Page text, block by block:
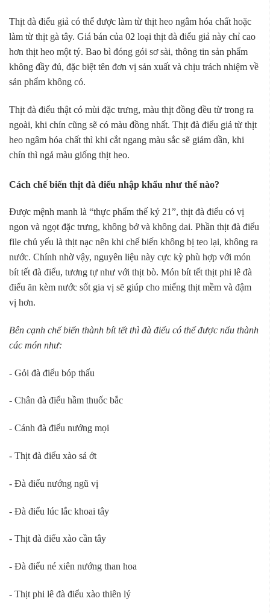
Thịt đà điểu giả có thể được làm từ thịt heo ngâm hóa chất hoặc
làm từ thịt gà tây. Giá bán của 02 loại thịt đà điểu giả này chỉ cao
hơn thịt heo một tý. Bao bì đóng gói sơ sài, thông tin sản phẩm
không đầy đủ, đặc biệt tên đơn vị sản xuất và chịu trách nhiệm về
sản phẩm không có.
Thịt đà điểu thật có mùi đặc trưng, màu thịt đồng đều từ trong ra
ngoài, khi chín cũng sẽ có màu đồng nhất. Thịt đà điểu giả từ thịt
heo ngâm hóa chất thì khi cắt ngang màu sắc sẽ giảm dần, khi
chín thì ngả màu giống thịt heo.
Cách chế biến thịt đà điểu nhập khẩu như thế nào?
Được mệnh manh là “thực phẩm thế kỷ 21”, thịt đà điểu có vị
ngon và ngọt đặc trưng, không bở và không dai. Phần thịt đà điểu
file chủ yếu là thịt nạc nên khi chế biến không bị teo lại, không ra
nước. Chính nhờ vậy, nguyên liệu này cực kỳ phù hợp với món
bít tết đà điểu, tương tự như với thịt bò. Món bít tết thịt phi lê đà
điểu ăn kèm nước sốt gia vị sẽ giúp cho miếng thịt mềm và đậm
vị hơn.
Bên cạnh chế biến thành bít tết thì đà điểu có thể được nấu thành
các món như:
- Gỏi đà điểu bóp thấu
- Chân đà điểu hầm thuốc bắc
- Cánh đà điểu nướng mọi
- Thịt đà điểu xào sả ớt
- Đà điểu nướng ngũ vị
- Đà điểu lúc lắc khoai tây
- Thịt đà điểu xào cần tây
- Đà điểu né xiên nướng than hoa
- Thịt phi lê đà điểu xào thiên lý